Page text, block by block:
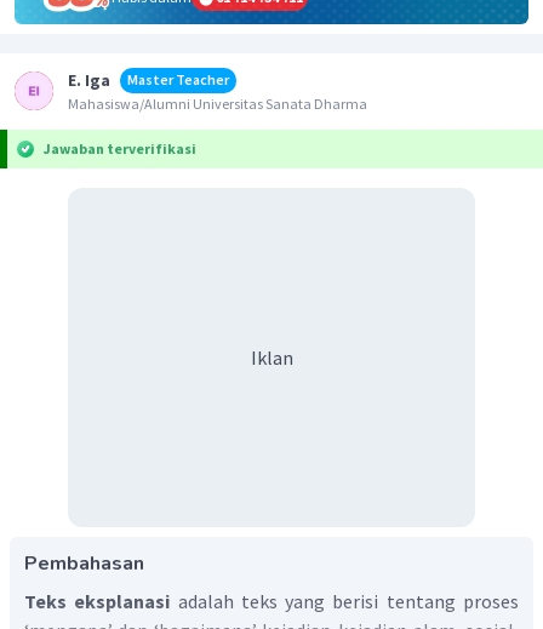
E. Iga
Master Teacher
Mahasiswa/Alumni Universitas Sanata Dharma
Jawaban terverifikasi
Iklan
Pembahasan
Teks eksplanasi adalah teks yang berisi tentang proses